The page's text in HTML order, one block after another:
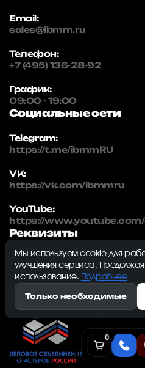
0
Email:
sales@ibmm.ru
Телефон:
+7 (495) 136-28-92
График:
09:00 - 19:00
Социальные сети
Telegram:
https://t.me/ibmmRU
VK:
https://vk.com/ibmmru
YouTube:
https://
Реквизиты
IBMM | technology
ИНН: 5032334982
ОГРН: 1215000115230
143009, Московская
Мы используем cookie для
улучшения сервиса.
использование.
Подробнее
Только необходимые